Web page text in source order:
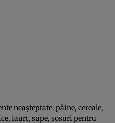
neașteptate: pâine, cereale,
iaurt, supe, sosuri pentru